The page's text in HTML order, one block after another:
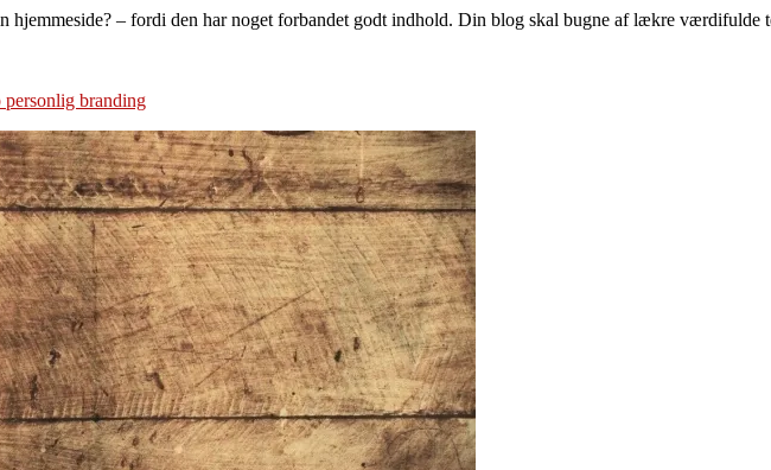
hjemmeside? – fordi den har noget forbandet godt indhold. Din blog skal bugne af lækre
personlig branding